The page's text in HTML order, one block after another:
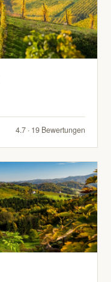
4.7 · 19 Bewertungen